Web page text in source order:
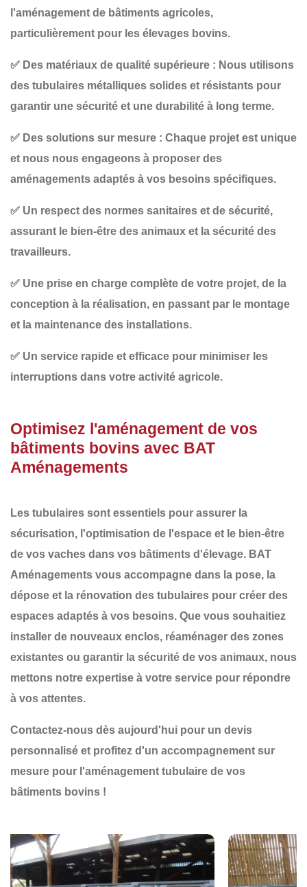
l'aménagement de bâtiments agricoles,
particulièrement pour les élevages bovins.
✅ Des matériaux de qualité supérieure : Nous utilisons
des tubulaires métalliques solides et résistants pour
garantir une sécurité et une durabilité à long terme.
✅ Des solutions sur mesure : Chaque projet est unique
et nous nous engageons à proposer des
aménagements adaptés à vos besoins spécifiques.
✅ Un respect des normes sanitaires et de sécurité,
assurant le bien-être des animaux et la sécurité des
travailleurs.
✅ Une prise en charge complète de votre projet, de la
conception à la réalisation, en passant par le montage
et la maintenance des installations.
✅ Un service rapide et efficace pour minimiser les
interruptions dans votre activité agricole.
Optimisez l'aménagement de vos
bâtiments bovins avec BAT
Aménagements
Les tubulaires sont essentiels pour assurer la
sécurisation, l'optimisation de l'espace et le bien-être
de vos vaches dans vos bâtiments d'élevage. BAT
Aménagements vous accompagne dans la pose, la
dépose et la rénovation des tubulaires pour créer des
espaces adaptés à vos besoins. Que vous souhaitiez
installer de nouveaux enclos, réaménager des zones
existantes ou garantir la sécurité de vos animaux, nous
mettons notre expertise à votre service pour répondre
à vos attentes.
Contactez-nous dès aujourd'hui pour un devis
personnalisé et profitez d'un accompagnement sur
mesure pour l'aménagement tubulaire de vos
bâtiments bovins !